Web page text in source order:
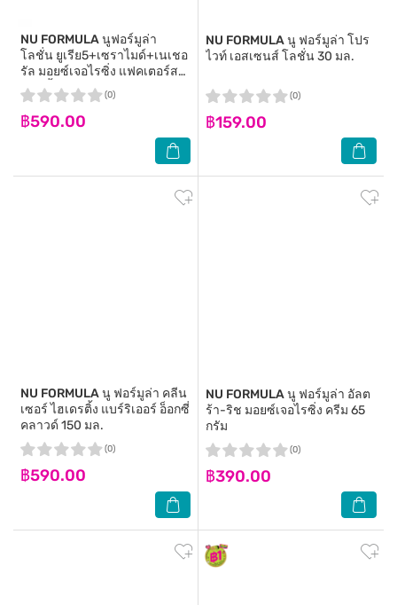
NU FORMULAนูฟอร์มูล่า
โลชั่น ยูเรีย5+เซราไมด์+เนเชอ
รัล มอยซ์เจอไรซิ่ง แฟคเตอร์ส
สมูธติ้ง238มล.
฿590.00
(0)
NU FORMULAนู ฟอร์มูล่า โปร
ไวท์ เอสเซนส์ โลชั่น 30 มล.
฿159.00
(0)
NU FORMULAนู ฟอร์มูล่า คลีน
เซอร์ ไฮเดรติ้ง แบร์ริเออร์ อ็อกซี่
คลาวด์ 150 มล.
฿590.00
(0)
NU FORMULAนู ฟอร์มูล่า อัลต
ร้า-ริช มอยซ์เจอไรซิ่ง ครีม 65
กรัม
฿390.00
(0)